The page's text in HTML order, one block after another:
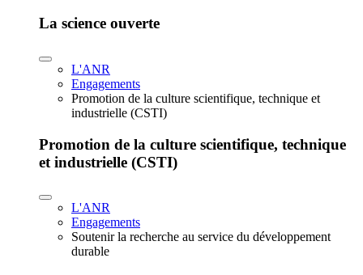
La science ouverte
L'ANR
Engagements
Promotion de la culture scientifique, technique et
industrielle (CSTI)
Promotion de la culture scientifique, technique
et industrielle (CSTI)
L'ANR
Engagements
Soutenir la recherche au service du développement
durable